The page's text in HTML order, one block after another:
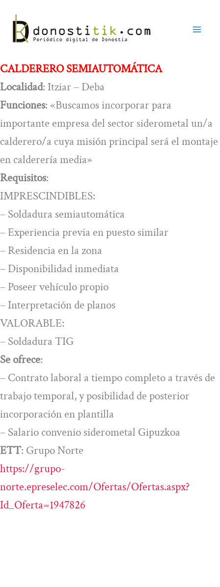
contenido
CALDERERO SEMIAUTOMÁTICA
Localidad: Itziar – Deba
Funciones: «Buscamos incorporar para
importante empresa del sector siderometal un/a
calderero/a cuya misión principal será el montaje
en calderería media»
Requisitos:
IMPRESCINDIBLES:
– Soldadura semiautomática
– Experiencia previa en puesto similar
– Residencia en la zona
– Disponibilidad inmediata
– Poseer vehículo propio
– Interpretación de planos
VALORABLE:
– Soldadura TIG
Se ofrece:
– Contrato laboral a tiempo completo a través de
trabajo temporal, y posibilidad de posterior
incorporación en plantilla
– Salario convenio siderometal Gipuzkoa
ETT: Grupo Norte
https://grupo-
norte.epreselec.com/Ofertas/Ofertas.aspx?
Id_Oferta=1947826